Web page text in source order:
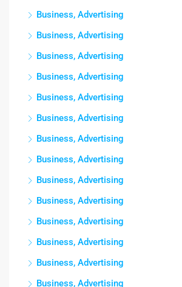
Business, Advertising
Business, Advertising
Business, Advertising
Business, Advertising
Business, Advertising
Business, Advertising
Business, Advertising
Business, Advertising
Business, Advertising
Business, Advertising
Business, Advertising
Business, Advertising
Business, Advertising
Business, Advertising